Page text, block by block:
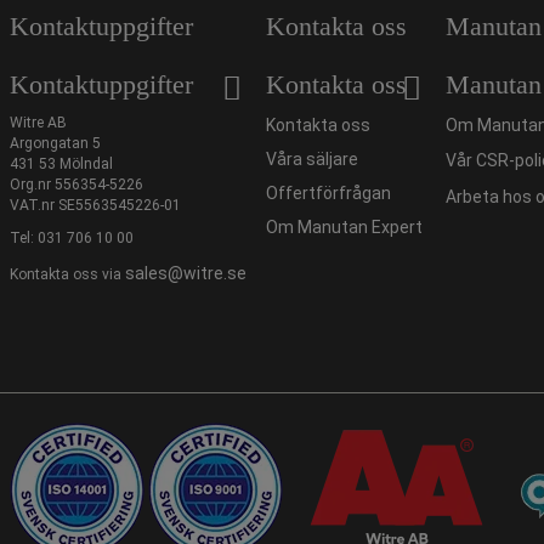
Kontaktuppgifter
Kontaktuppgifter
Witre AB
Argongatan 5
431 53 Mölndal
Org.nr 556354-5226
VAT.nr SE5563545226-01
Tel: 031 706 10 00
Kontakta oss via sales@witre.se
Kontakta oss
Kontakta oss
Kontakta oss
Våra säljare
Offertförfrågan
Om Manutan Expert
Om
Vår CSR-
Arbeta hos